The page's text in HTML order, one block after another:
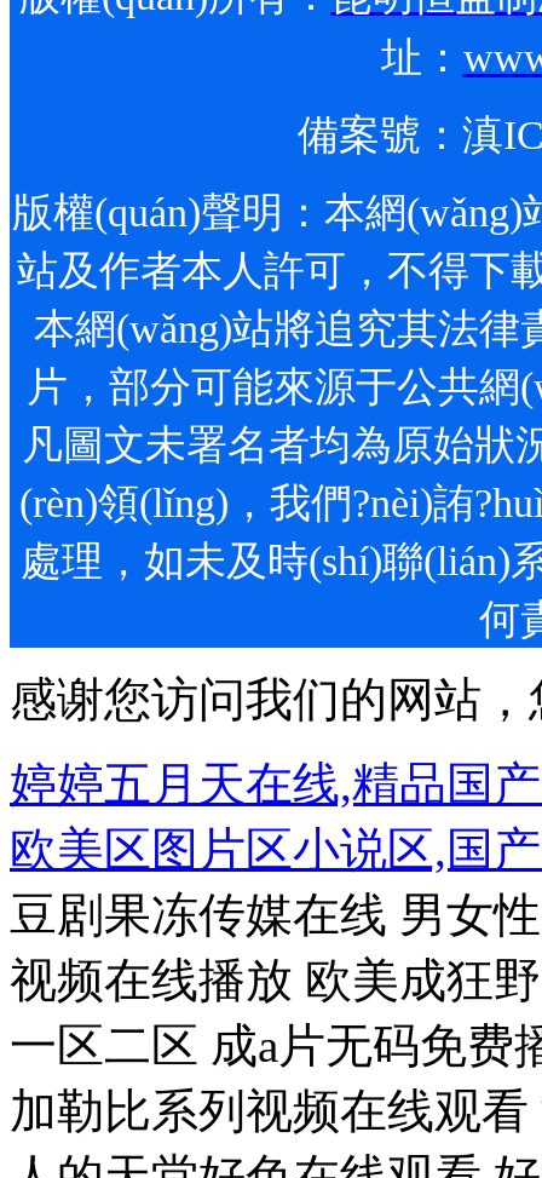
址：
備案號： 滇
版權(quán)聲明：本網
站及作者本人許可，不得下
本網(wǎng)站將追究其法律責
片，部分可能來源于公共
凡圖文未署名者均為原始狀況
(rèn)領(lǐng)，我們?nèi)詴
處理，如未及時(shí)聯
何
感谢您访问我们的网站
婷婷五月天在线,精品国
欧美区图片区小说区,国